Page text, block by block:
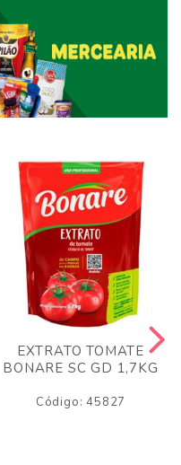
EXTRATO TOMATE
BONARE SC GD 1,7KG
Código: 45827